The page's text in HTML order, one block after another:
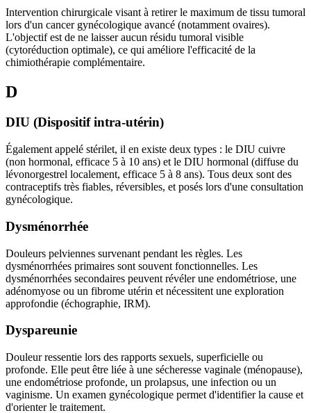
Intervention chirurgicale visant à retirer le maximum de tissu tumoral
lors d'un cancer gynécologique avancé (notamment ovaires).
L'objectif est de ne laisser aucun résidu tumoral visible
(cytoréduction optimale), ce qui améliore l'efficacité de la
chimiothérapie complémentaire.
D
DIU (Dispositif intra-utérin)
Également appelé stérilet, il en existe deux types : le DIU cuivre
(non hormonal, efficace 5 à 10 ans) et le DIU hormonal (diffuse du
lévonorgestrel localement, efficace 5 à 8 ans). Tous deux sont des
contraceptifs très fiables, réversibles, et posés lors d'une consultation
gynécologique.
Dysménorrhée
Douleurs pelviennes survenant pendant les règles. Les
dysménorrhées primaires sont souvent fonctionnelles. Les
dysménorrhées secondaires peuvent révéler une endométriose, une
adénomyose ou un fibrome utérin et nécessitent une exploration
approfondie (échographie, IRM).
Dyspareunie
Douleur ressentie lors des rapports sexuels, superficielle ou
profonde. Elle peut être liée à une sécheresse vaginale (ménopause),
une endométriose profonde, un prolapsus, une infection ou un
vaginisme. Un examen gynécologique permet d'identifier la cause et
d'orienter le traitement.